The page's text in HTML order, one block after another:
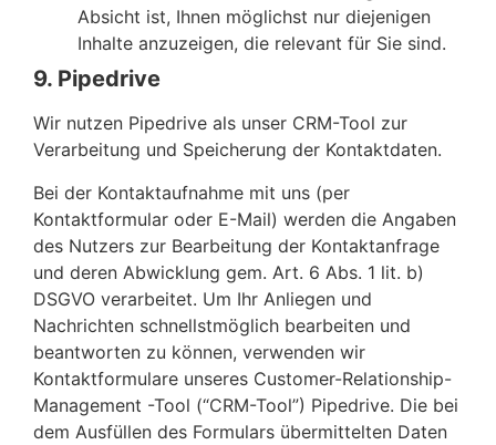
Absicht ist, Ihnen möglichst nur diejenigen
Inhalte anzuzeigen, die relevant für Sie sind.
9. Pipedrive
Wir nutzen Pipedrive als unser CRM-Tool zur
Verarbeitung und Speicherung der Kontaktdaten.
Bei der Kontaktaufnahme mit uns (per
Kontaktformular oder E-Mail) werden die Angaben
des Nutzers zur Bearbeitung der Kontaktanfrage
und deren Abwicklung gem. Art. 6 Abs. 1 lit. b)
DSGVO verarbeitet. Um Ihr Anliegen und
Nachrichten schnellstmöglich bearbeiten und
beantworten zu können, verwenden wir
Kontaktformulare unseres Customer-Relationship-
Management -Tool (“CRM-Tool”) Pipedrive. Die bei
dem Ausfüllen des Formulars übermittelten Daten